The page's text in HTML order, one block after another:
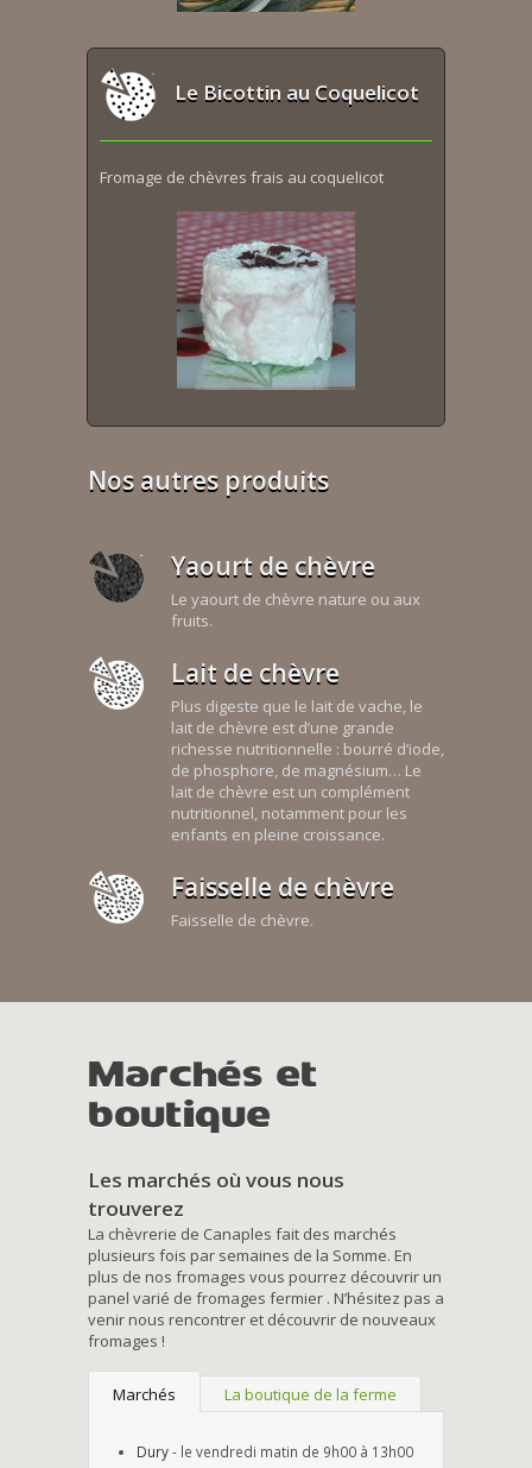
Le Bicottin au Coquelicot
Fromage de chèvres frais au coquelicot
Nos autres produits
Yaourt de chèvre
Le yaourt de chèvre nature ou aux
fruits.
Lait de chèvre
Plus digeste que le lait de vache, le
lait de chèvre est d’une grande
richesse nutritionnelle : bourré d’iode,
de phosphore, de magnésium… Le
lait de chèvre est un complément
nutritionnel, notamment pour les
enfants en pleine croissance.
Faisselle de chèvre
Faisselle de chèvre.
Marchés et
boutique
Les marchés où vous nous
trouverez
La chèvrerie de Canaples fait des marchés
plusieurs fois par semaines de la Somme. En
plus de nos fromages vous pourrez découvrir un
panel varié de fromages fermier . N’hésitez pas a
venir nous rencontrer et découvrir de nouveaux
fromages !
Marchés La boutique de la ferme
Dury- le vendredi matin de 9h00 à 13h00